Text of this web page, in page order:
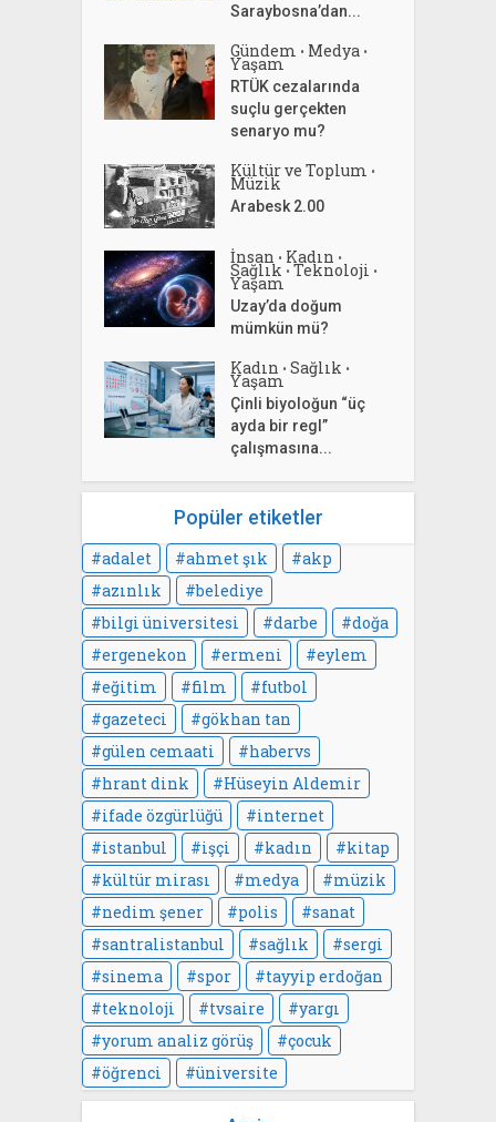
Saraybosna’dan...
Gündem • Medya •
Yaşam
RTÜK cezalarında
suçlu gerçekten
senaryo mu?
Kültür ve Toplum •
Müzik
Arabesk 2.00
İnsan • Kadın •
Sağlık • Teknoloji •
Yaşam
Uzay’da doğum
mümkün mü?
Kadın • Sağlık •
Yaşam
Çinli biyoloğun “üç
ayda bir regl”
çalışmasına...
Popüler etiketler
adalet ahmet şık
akp
azınlık
belediye
bilgi üniversitesi
darbe
doğa
ergenekon
ermeni
eylem
eğitim
film
futbol
gazeteci
gökhan tan
gülen cemaati
habervs
hrant dink
Hüseyin Aldemir
ifade özgürlüğü
internet
istanbul
işçi kadın
kitap
kültür mirası
medya
müzik
nedim şener
polis
sanat
santralistanbul
sağlık
sergi
sinema
spor
tayyip erdoğan
teknoloji
tvsaire
yargı
yorum analiz görüş
çocuk
öğrenci
üniversite